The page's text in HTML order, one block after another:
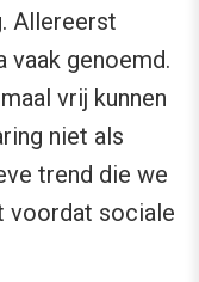
Allereerst
genoemd.
vrij kunnen
niet als
trend die we
voordat sociale